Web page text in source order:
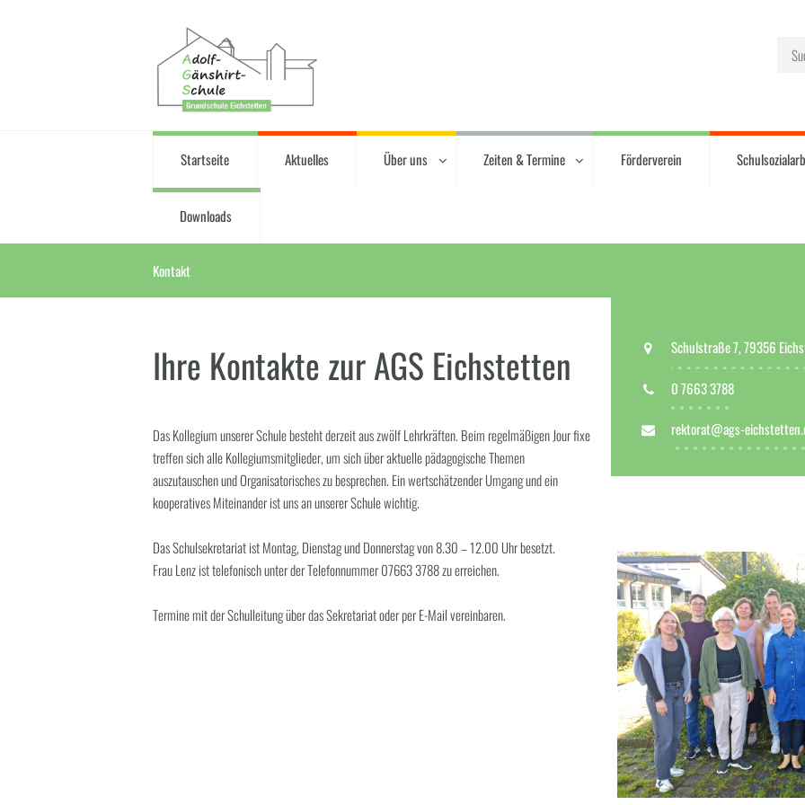
Startseite Aktuelles Über uns Zeiten & Termine Förderverein
Downloads
Kontakt
Schulstraße 7, 79356
0 7663 3788
rektorat@ags-
Ihre Kontakte zur AGS Eichstetten
Das Kollegium unserer Schule besteht derzeit aus zwölf Lehrkräften. Beim regelmäßigen Jour fixe
treffen sich alle Kollegiumsmitglieder, um sich über aktuelle pädagogische Themen
auszutauschen und Organisatorisches zu besprechen. Ein wertschätzender Umgang und ein
kooperatives Miteinander ist uns an unserer Schule wichtig.
Das Schulsekretariat ist Montag, Dienstag und Donnerstag von 8.30 – 12.00 Uhr besetzt.
Frau Lenz ist telefonisch unter der Telefonnummer 07663 3788 zu erreichen.
Termine mit der Schulleitung über das Sekretariat oder per E-Mail vereinbaren.